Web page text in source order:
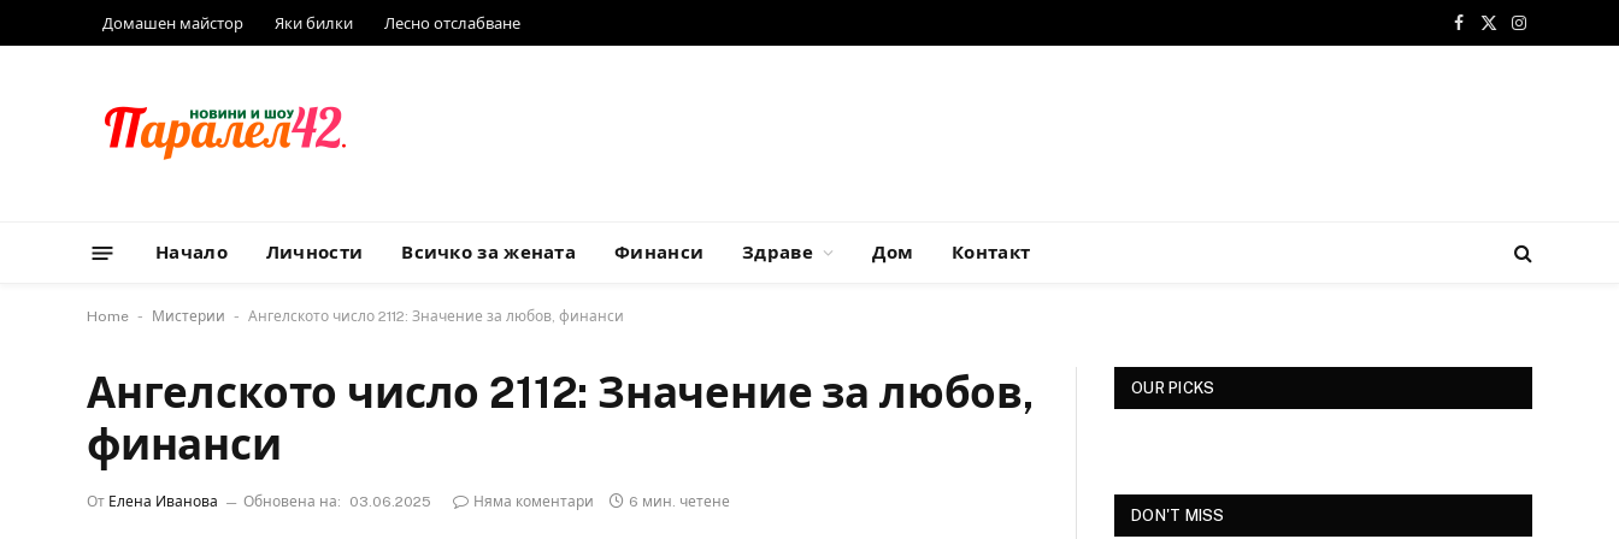
Домашен майстор Яки билки Лесно отслабване
Facebook
X
Instagram
Начало Личности Всичко за жената Финанси Здраве Дом Контакт
Home - Мистерии - Ангелското число 2112: Значение за любов, финанси
Ангелското число 2112: Значение за любов,
финанси
От Елена Иванова Обновена на: 03.06.2025 Няма коментари 6 мин. четене
OUR PICKS
DON'T MISS